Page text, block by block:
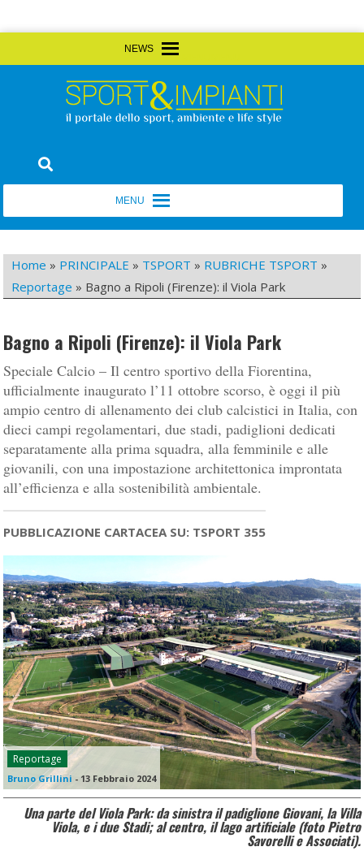
to
Sport&Impianti
Home » PRINCIPALE » TSPORT » RUBRICHE TSPORT »
Reportage » Bagno a Ripoli (Firenze): il Viola Park
Bagno a Ripoli (Firenze): il Viola Park
Speciale Calcio – Il centro sportivo della Fiorentina,
ufficialmente inaugurato l’11 ottobre scorso, è oggi il più
ampio centro di allenamento dei club calcistici in Italia, con
dieci campi regolamentari, due stadi, padiglioni dedicati
separatamente alla prima squadra, alla femminile e alle
giovanili, con una impostazione architettonica improntata
all’efficienza e alla sostenibilità ambientale.
PUBBLICAZIONE CARTACEA SU: TSPORT 355
Reportage
Bruno Grillini - 13 Febbraio 2024
Una parte del Viola Park: da sinistra il padiglione Giovani, la Villa
Viola, e i due Stadi; al centro, il lago artificiale (foto Pietro
Savorelli e Associati).